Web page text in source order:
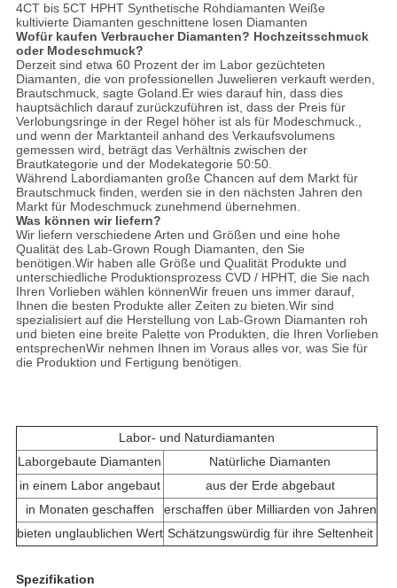
4CT bis 5CT HPHT Synthetische Rohdiamanten Weiße
kultivierte Diamanten geschnittene losen Diamanten
Wofür kaufen Verbraucher Diamanten? Hochzeitsschmuck
oder Modeschmuck?
Derzeit sind etwa 60 Prozent der im Labor gezüchteten
Diamanten, die von professionellen Juwelieren verkauft werden,
Brautschmuck, sagte Goland.Er wies darauf hin, dass dies
hauptsächlich darauf zurückzuführen ist, dass der Preis für
Verlobungsringe in der Regel höher ist als für Modeschmuck.,
und wenn der Marktanteil anhand des Verkaufsvolumens
gemessen wird, beträgt das Verhältnis zwischen der
Brautkategorie und der Modekategorie 50:50.
Während Labordiamanten große Chancen auf dem Markt für
Brautschmuck finden, werden sie in den nächsten Jahren den
Markt für Modeschmuck zunehmend übernehmen.
Was können wir liefern?
Wir liefern verschiedene Arten und Größen und eine hohe
Qualität des Lab-Grown Rough Diamanten, den Sie
benötigen.Wir haben alle Größe und Qualität Produkte und
unterschiedliche Produktionsprozess CVD / HPHT, die Sie nach
Ihren Vorlieben wählen könnenWir freuen uns immer darauf,
Ihnen die besten Produkte aller Zeiten zu bieten.Wir sind
spezialisiert auf die Herstellung von Lab-Grown Diamanten roh
und bieten eine breite Palette von Produkten, die Ihren Vorlieben
entsprechenWir nehmen Ihnen im Voraus alles vor, was Sie für
die Produktion und Fertigung benötigen.
Labor- und Naturdiamanten
Laborgebaute Diamanten
Natürliche Diamanten
in einem Labor angebaut
aus der Erde abgebaut
in Monaten geschaffen
erschaffen über Milliarden von Jahren
bieten unglaublichen Wert Schätzungswürdig für ihre Seltenheit
Spezifikation